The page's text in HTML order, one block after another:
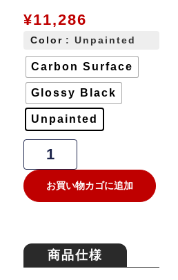
¥11,286
Color : Unpainted
Carbon Surface
Glossy Black
Unpainted
お買い物カゴに追加
商品仕様